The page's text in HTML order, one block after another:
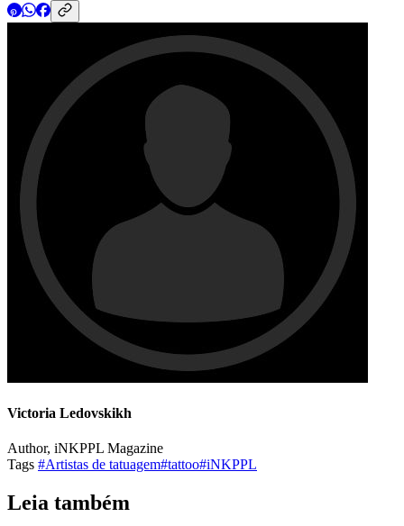
Victoria Ledovskikh
Author, iNKPPL Magazine
Tags #Artistas de tatuagem#tattoo#iNKPPL
Leia também